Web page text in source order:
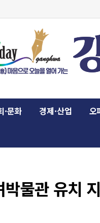
·문화 경제·산업 오
물관 유치